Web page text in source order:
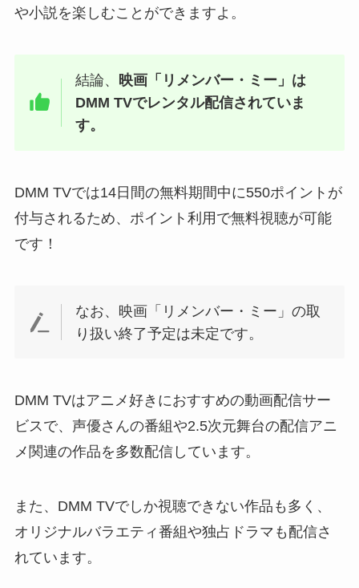
や小説を楽しむことができますよ。
結論、 映画「リメンバー・ミー」は
DMM TVでレンタル配信されていま
す。
DMM TVでは14日間の無料期間中に550ポイントが
付与されるため、ポイント利用で無料視聴が可能
です！
なお、映画「リメンバー・ミー」の取
り扱い終了予定は未定です。
DMM TVはアニメ好きにおすすめの動画配信サー
ビスで、声優さんの番組や2.5次元舞台の配信アニ
メ関連の作品を多数配信しています。
また、DMM TVでしか視聴できない作品も多く、
オリジナルバラエティ番組や独占ドラマも配信さ
れています。